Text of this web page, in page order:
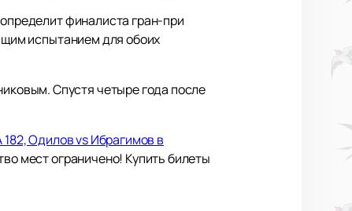
финалиста гран-при
испытанием для обоих
Спустя четыре года после
Одилов vs Ибрагимов в
мест ограничено! Купить билеты